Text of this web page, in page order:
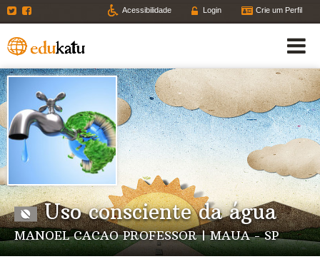
Twitter Acessibilidade Login Crie um Perfil
Uso consciente da água
MANOEL CACAO PROFESSOR | MAUA - SP